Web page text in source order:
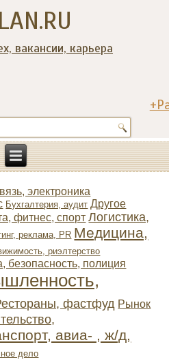
вакансии, карьера
электроника
Бухгалтерия, аудит Другое
фитнес, спорт Логистика,
реклама, PR Медицина,
риэлтeрство
безопасность, полиция
фастфуд Рынок
авиа- , ж/д,
дело